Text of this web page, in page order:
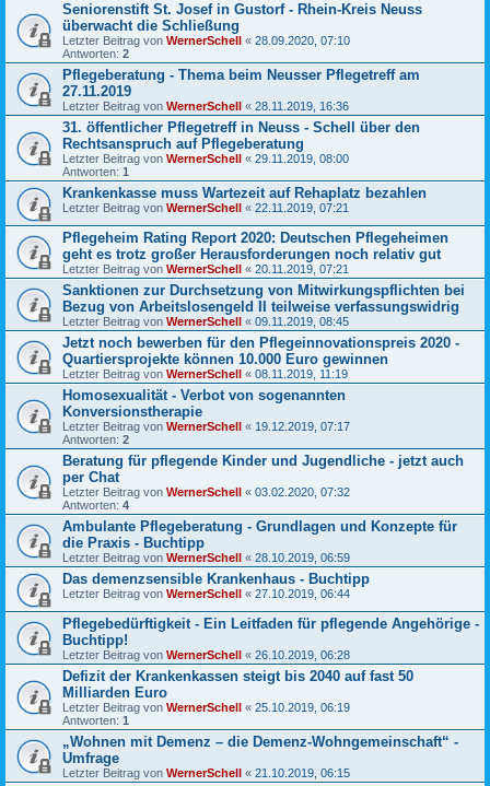
Seniorenstift St. Josef in Gustorf - Rhein-Kreis Neuss
überwacht die Schließung
Letzter Beitrag von WernerSchell « 28.09.2020, 07:10
Antworten: 2
Pflegeberatung - Thema beim Neusser Pflegetreff am
27.11.2019
Letzter Beitrag von WernerSchell « 28.11.2019, 16:36
31. öffentlicher Pflegetreff in Neuss - Schell über den
Rechtsanspruch auf Pflegeberatung
Letzter Beitrag von WernerSchell « 29.11.2019, 08:00
Antworten: 1
Krankenkasse muss Wartezeit auf Rehaplatz bezahlen
Letzter Beitrag von WernerSchell « 22.11.2019, 07:21
Pflegeheim Rating Report 2020: Deutschen Pflegeheimen
geht es trotz großer Herausforderungen noch relativ gut
Letzter Beitrag von WernerSchell « 20.11.2019, 07:21
Sanktionen zur Durchsetzung von Mitwirkungspflichten bei
Bezug von Arbeitslosengeld II teilweise verfassungswidrig
Letzter Beitrag von WernerSchell « 09.11.2019, 08:45
Jetzt noch bewerben für den Pflegeinnovationspreis 2020 -
Quartiersprojekte können 10.000 Euro gewinnen
Letzter Beitrag von WernerSchell « 08.11.2019, 11:19
Homosexualität - Verbot von sogenannten
Konversionstherapie
Letzter Beitrag von WernerSchell « 19.12.2019, 07:17
Antworten: 2
Beratung für pflegende Kinder und Jugendliche - jetzt auch
per Chat
Letzter Beitrag von WernerSchell « 03.02.2020, 07:32
Antworten: 4
Ambulante Pflegeberatung - Grundlagen und Konzepte für
die Praxis - Buchtipp
Letzter Beitrag von WernerSchell « 28.10.2019, 06:59
Das demenzsensible Krankenhaus - Buchtipp
Letzter Beitrag von WernerSchell « 27.10.2019, 06:44
Pflegebedürftigkeit - Ein Leitfaden für pflegende Angehörige -
Buchtipp!
Letzter Beitrag von WernerSchell « 26.10.2019, 06:28
Defizit der Krankenkassen steigt bis 2040 auf fast 50
Milliarden Euro
Letzter Beitrag von WernerSchell « 25.10.2019, 06:19
Antworten: 1
„Wohnen mit Demenz – die Demenz-Wohngemeinschaft“ -
Umfrage
Letzter Beitrag von WernerSchell « 21.10.2019, 06:15